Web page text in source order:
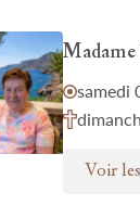
samedi
Voir